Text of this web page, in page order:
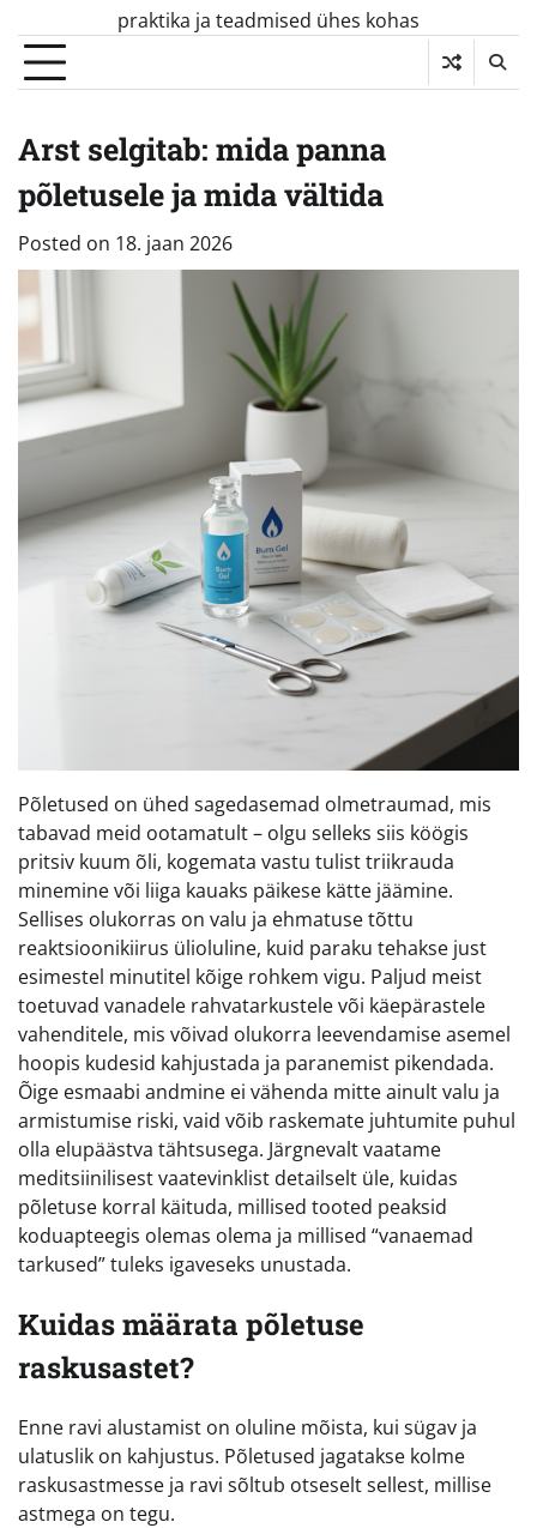
content
praktika ja teadmised ühes kohas
Arst selgitab: mida panna
põletusele ja mida vältida
Posted on 18. jaan 2026
Põletused on ühed sagedasemad olmetraumad, mis
tabavad meid ootamatult – olgu selleks siis köögis
pritsiv kuum õli, kogemata vastu tulist triikrauda
minemine või liiga kauaks päikese kätte jäämine.
Sellises olukorras on valu ja ehmatuse tõttu
reaktsioonikiirus ülioluline, kuid paraku tehakse just
esimestel minutitel kõige rohkem vigu. Paljud meist
toetuvad vanadele rahvatarkustele või käepärastele
vahenditele, mis võivad olukorra leevendamise asemel
hoopis kudesid kahjustada ja paranemist pikendada.
Õige esmaabi andmine ei vähenda mitte ainult valu ja
armistumise riski, vaid võib raskemate juhtumite puhul
olla elupäästva tähtsusega. Järgnevalt vaatame
meditsiinilisest vaatevinklist detailselt üle, kuidas
põletuse korral käituda, millised tooted peaksid
koduapteegis olemas olema ja millised “vanaemad
tarkused” tuleks igaveseks unustada.
Kuidas määrata põletuse
raskusastet?
Enne ravi alustamist on oluline mõista, kui sügav ja
ulatuslik on kahjustus. Põletused jagatakse kolme
raskusastmesse ja ravi sõltub otseselt sellest, millise
astmega on tegu.